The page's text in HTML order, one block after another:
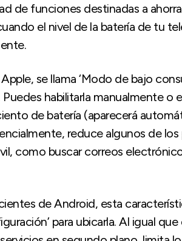
de funciones destinadas a
el nivel de la batería de tu
se llama ‘Modo de bajo
Puedes habilitarla manualmente
de batería (aparecerá
reduce algunos de
como buscar correos
de Android, esta
para ubicarla. Al igual